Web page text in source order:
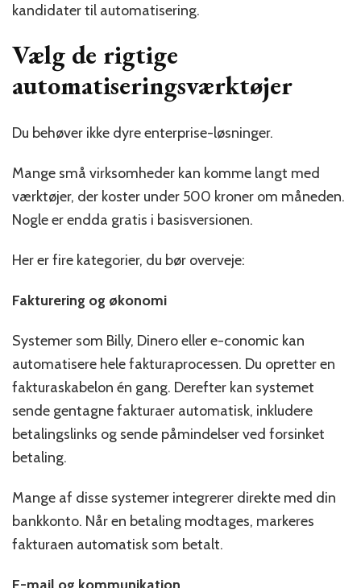
kandidater til automatisering.
Vælg de rigtige
automatiseringsværktøjer
Du behøver ikke dyre enterprise-løsninger.
Mange små virksomheder kan komme langt med
værktøjer, der koster under 500 kroner om måneden.
Nogle er endda gratis i basisversionen.
Her er fire kategorier, du bør overveje:
Fakturering og økonomi
Systemer som Billy, Dinero eller e-conomic kan
automatisere hele fakturaprocessen. Du opretter en
fakturaskabelon én gang. Derefter kan systemet
sende gentagne fakturaer automatisk, inkludere
betalingslinks og sende påmindelser ved forsinket
betaling.
Mange af disse systemer integrerer direkte med din
bankkonto. Når en betaling modtages, markeres
fakturaen automatisk som betalt.